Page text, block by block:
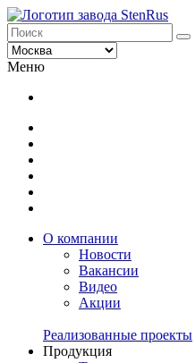
Меню
О компании
Новости
Вакансии
Видео
Акции
Реализованные проекты
Продукция